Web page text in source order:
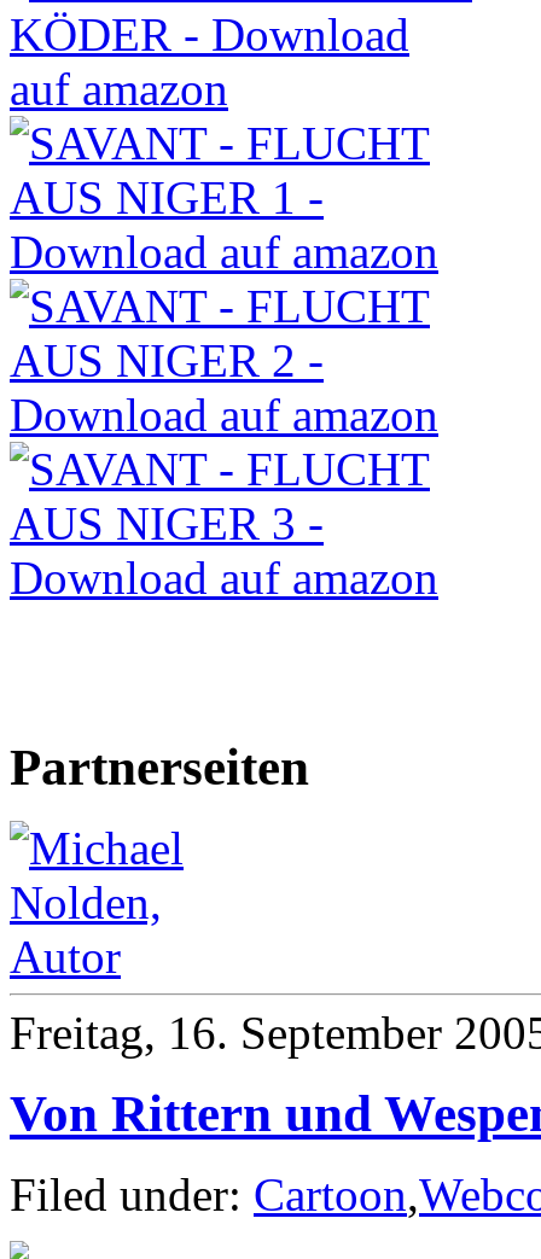
Partnerseiten
Freitag, 16. September
Von Rittern und
Filed under: Cartoon,